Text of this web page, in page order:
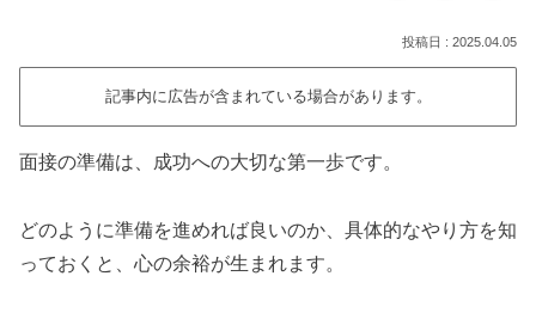
2025.04.05
記事内に広告が含まれている場合があります。
面接の準備は、成功への大切な第一歩です。
どのように準備を進めれば良いのか、具体的なやり方を知
っておくと、心の余裕が生まれます。